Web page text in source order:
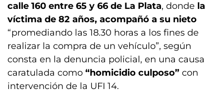
calle 160 entre 65 y 66 de La Plata, donde la
víctima de 82 años, acompañó a su nieto
“promediando las 18.30 horas a los fines de
realizar la compra de un vehículo”, según
consta en la denuncia policial, en una causa
caratulada como “homicidio culposo” con
intervención de la UFI 14.